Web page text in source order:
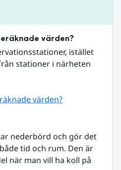
värden?
istället
stationer i närheten
värden?
nederbörd och gör det
tid och rum. Den är
när man vill ha koll på